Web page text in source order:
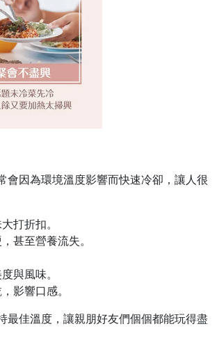
會因為環境溫度影響而快速冷卻，讓人很
打折扣。
甚至營養流失。
與風味。
影響口感。
最佳溫度，讓親朋好友們個個都能玩得盡